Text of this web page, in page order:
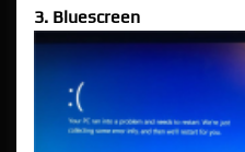
3. Bluescreen